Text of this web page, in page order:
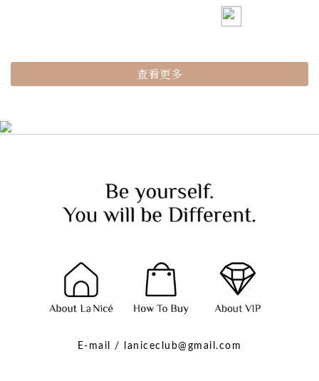
查看更多
E-mail / laniceclub@gmail.com